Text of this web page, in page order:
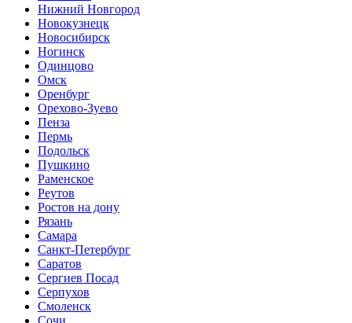
Нижний Новгород
Новокузнецк
Новосибирск
Ногинск
Одинцово
Омск
Оренбург
Орехово-Зуево
Пенза
Пермь
Подольск
Пушкино
Раменское
Реутов
Ростов на дону
Рязань
Самара
Санкт-Петербург
Саратов
Сергиев Посад
Серпухов
Смоленск
Сочи